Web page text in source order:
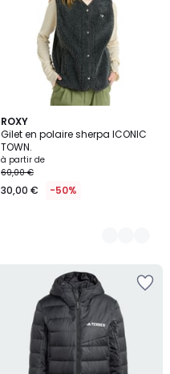
ROXY
Gilet en polaire sherpa ICONIC
TOWN.
à partir de
60,00 €
30,00 € -50%
3
Couleurs